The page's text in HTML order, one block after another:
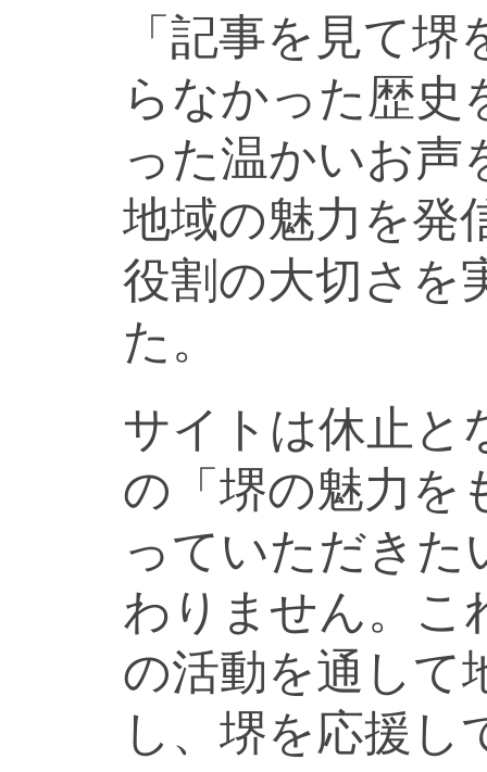
「記事を見て
らなかった歴史
った温かいお声
地域の魅力を発
役割の大切さを
た。
サイトは休止と
の「堺の魅力を
っていただきた
わりません。こ
の活動を通して
し、堺を応援し